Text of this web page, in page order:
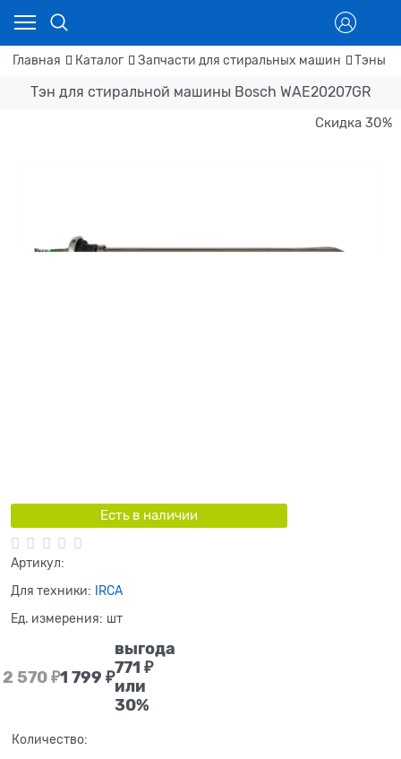
Главная Каталог Запчасти для стиральных машин Тэны
Тэн для стиральной машины Bosch WAE20207GR
Скидка 30%
Есть в наличии
Артикул:
Для техники:
IRCA
Ед. измерения: шт
2 570 ₽1 799 ₽
выгода
771 ₽
или
30%
Количество: